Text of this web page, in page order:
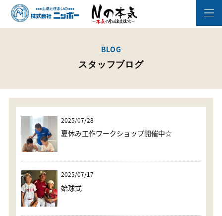
BLOG
スタッフブログ
2025/07/28
夏休み工作ワークショップ開催中☆
2025/07/17
始球式